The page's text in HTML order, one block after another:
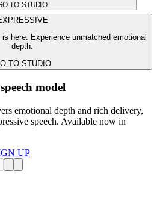
TO STUDIO
here. Experience unmatched emotional
depth.
TO STUDIO
model
emotional depth and rich delivery,
speech. Available now in
UP